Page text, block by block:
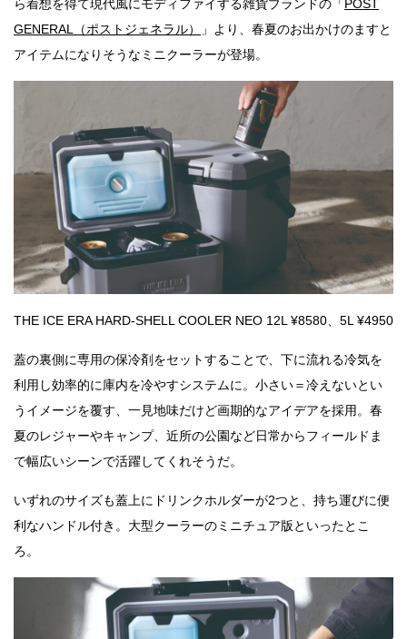
ら着想を得て現代風にモディファイする雑貨ブランドの「POST
GENERAL（ポストジェネラル）
」より、春夏のお出かけのますと
アイテムになりそうなミニクーラーが登場。
THE ICE ERA HARD-SHELL COOLER NEO 12L ¥8580、5L ¥4950
蓋の裏側に専用の保冷剤をセットすることで、下に流れる冷気を
利用し効率的に庫内を冷やすシステムに。小さい＝冷えないとい
うイメージを覆す、一見地味だけど画期的なアイデアを採用。春
夏のレジャーやキャンプ、近所の公園など日常からフィールドま
で幅広いシーンで活躍してくれそうだ。
いずれのサイズも蓋上にドリンクホルダーが2つと、持ち運びに便
利なハンドル付き。大型クーラーのミニチュア版といったとこ
ろ。